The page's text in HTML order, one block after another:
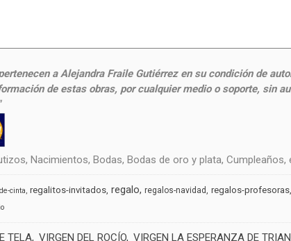
a Alejandra Fraile Gutiérrez en su condición de
de estas obras, por cualquier medio o soporte, sin
Nacimientos, Bodas, Bodas de oro y plata, Cumpleaños,
cinta regalitos-invitados regalo regalos-navidad regalos-profesoras
TELA VIRGEN DEL ROCÍO VIRGEN LA ESPERANZA DE